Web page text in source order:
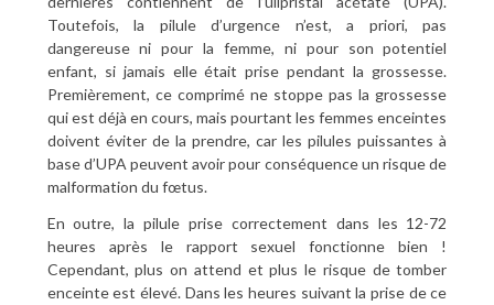
Toutefois, la pilule d’urgence n’est, a priori, pas
dangereuse ni pour la femme, ni pour son potentiel
enfant, si jamais elle était prise pendant la grossesse.
Premièrement, ce comprimé ne stoppe pas la grossesse
qui est déjà en cours, mais pourtant les femmes enceintes
doivent éviter de la prendre, car les pilules puissantes à
base d’UPA peuvent avoir pour conséquence un risque de
malformation du fœtus.
En outre, la pilule prise correctement dans les 12-72
heures après le rapport sexuel fonctionne bien !
Cependant, plus on attend et plus le risque de tomber
enceinte est élevé. Dans les heures suivant la prise de ce